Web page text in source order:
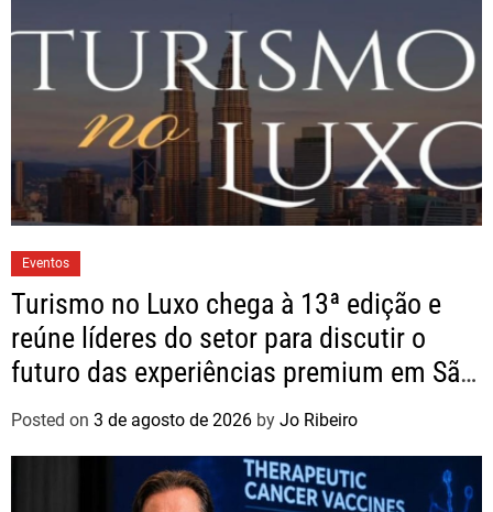
Eventos
Turismo no Luxo chega à 13ª edição e
reúne líderes do setor para discutir o
futuro das experiências premium em São
Paulo
Posted on 3 de agosto de 2026 by Jo Ribeiro